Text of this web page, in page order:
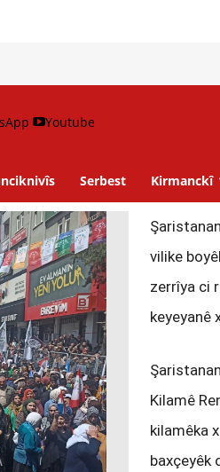
Youtube
Serbest Kirmanckî
vilike
zerrîya ci
keyeyanê
Kilamê
kilamêka
baxçeyêk